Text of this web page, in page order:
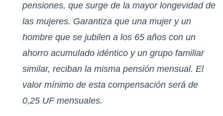
pensiones, que surge de la mayor longevidad de
las mujeres. Garantiza que una mujer y un
hombre que se jubilen a los 65 años con un
ahorro acumulado idéntico y un grupo familiar
similar, reciban la misma pensión mensual. El
valor mínimo de esta compensación será de
0,25 UF mensuales.